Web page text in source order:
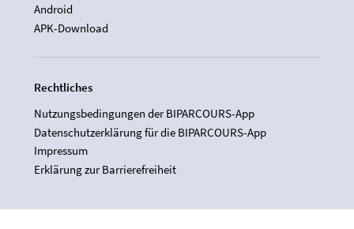
Android
APK-Download
Rechtliches
Nutzungsbedingungen der BIPARCOURS-App
Datenschutzerklärung für die BIPARCOURS-App
Impressum
Erklärung zur Barrierefreiheit